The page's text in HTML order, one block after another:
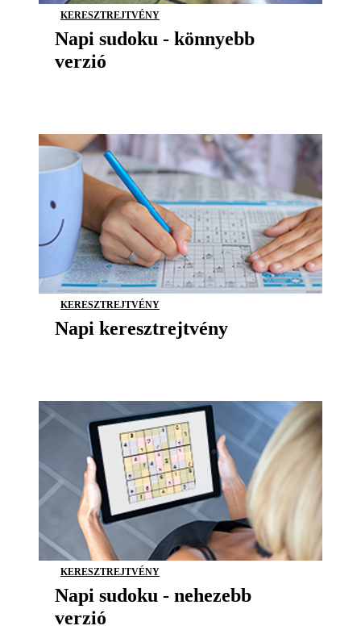
KERESZTREJTVÉNY
Napi sudoku - könnyebb
verzió
KERESZTREJTVÉNY
Napi keresztrejtvény
KERESZTREJTVÉNY
Napi sudoku - nehezebb
verzió